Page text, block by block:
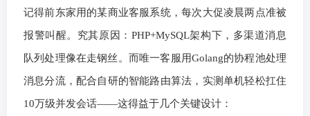
记得前东家用的某商业客服系统，每次大促凌晨两点准被
报警叫醒。究其原因：PHP+MySQL架构下，多渠道消息
队列处理像在走钢丝。而唯一客服用Golang的协程池处理
消息分流，配合自研的智能路由算法，实测单机轻松扛住
10万级并发会话——这得益于几个关键设计：